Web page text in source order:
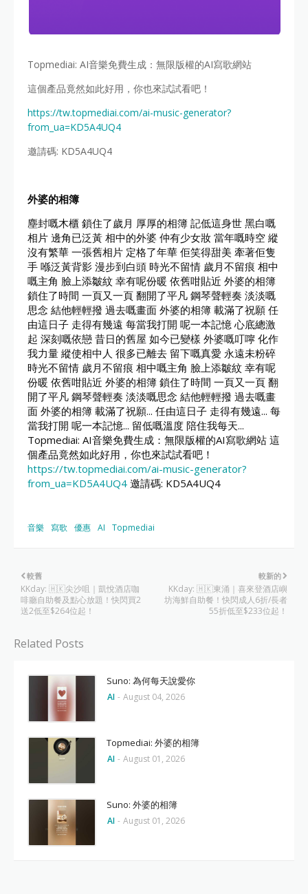
Topmediai: AI音樂免費生成：無限版權的AI寫歌網站
這個產品竟然如此好用，你也來試試看吧！
https://tw.topmediai.com/ai-music-generator?
from_ua=KD5A4UQ4
邀請碼: KD5A4UQ4
外婆的相簿
塵封嘅木櫃 鎖住了歲月 厚厚的相簿 記低這身世 黑白嘅
相片 邊角已泛黃 相中的外婆 仲有少女妝 當年嘅時空 縱
沒有繁華 一張舊相片 定格了年華 佢笑得甜美 牽著佢隻
手 喺泛黃背影 漫步到白頭 時光不留情 歲月不留痕 相中
嘅主角 臉上添皺紋 幸有呢份暖 依舊咁貼近 外婆的相簿
鎖住了時間 一頁又一頁 翻開了平凡 鋼琴聲輕奏 淡淡嘅
思念 結他輕輕撥 過去嘅畫面 外婆的相簿 載滿了祝願 任
由這日子 走得有幾遠 每當我打開 呢一本記憶 心底總激
起 深刻嘅依戀 昔日的舊屋 如今已變樣 外婆嘅叮嚀 化作
我力量 縱使相中人 很多已離去 留下嘅真愛 永遠未粉碎
時光不留情 歲月不留痕 相中嘅主角 臉上添皺紋 幸有呢
份暖 依舊咁貼近 外婆的相簿 鎖住了時間 一頁又一頁 翻
開了平凡 鋼琴聲輕奏 淡淡嘅思念 結他輕輕撥 過去嘅畫
面 外婆的相簿 載滿了祝願... 任由這日子 走得有幾遠... 每
當我打開 呢一本記憶... 留低嘅溫度 陪住我每天...
Topmediai: AI音樂免費生成：無限版權的AI寫歌網站 這
個產品竟然如此好用，你也來試試看吧！
https://tw.topmediai.com/ai-music-generator?
from_ua=KD5A4UQ4 邀請碼: KD5A4UQ4
音樂 寫歌 優惠 AI Topmediai
較新的
KKday: 🇭🇰東涌｜喜來登酒店嶼
坊海鮮自助餐！快閃成人6折/長者
55折低至$233位起！
較舊
KKday: 🇭🇰尖沙咀｜凱悅酒店咖
啡廳自助餐及點心放題！快閃買2
送2低至$264位起！
Related Posts
Suno: 為何每天說愛你
AI - August 04, 2026
Topmediai: 外婆的相簿
AI - August 01, 2026
Suno: 外婆的相簿
AI - August 01, 2026